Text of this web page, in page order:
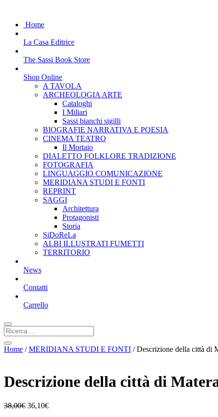
Home
La Casa Editrice
The Sassi Book Store
Shop Online
A TAVOLA
ARCHEOLOGIA ARTE
Cataloghi
I Miliari
Sassi bianchi sigilli
BIOGRAFIE NARRATIVA E POESIA
CINEMA TEATRO
Il Mortaio
DIALETTO FOLKLORE TRADIZIONE
FOTOGRAFIA
LINGUAGGIO COMUNICAZIONE
MERIDIANA STUDI E FONTI
REPRINT
SAGGI
Architettura
Protagonisti
Storia
SiDoReLa
ALBI ILLUSTRATI FUMETTI
TERRITORIO
News
Contatti
Carrello
Home /MERIDIANA STUDI E FONTI / Descrizione della città di
Descrizione della città di
38,00€ 36,10€